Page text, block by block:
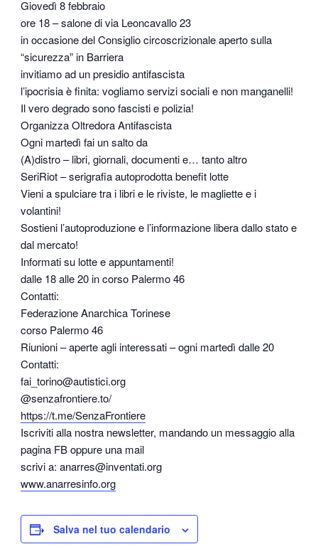
Giovedì 8 febbraio
ore 18 – salone di via Leoncavallo 23
in occasione del Consiglio circoscrizionale aperto sulla
“sicurezza” in Barriera
invitiamo ad un presidio antifascista
l’ipocrisia è finita: vogliamo servizi sociali e non manganelli!
Il vero degrado sono fascisti e polizia!
Organizza Oltredora Antifascista
Ogni martedì fai un salto da
(A)distro – libri, giornali, documenti e… tanto altro
SeriRiot – serigrafia autoprodotta benefit lotte
Vieni a spulciare tra i libri e le riviste, le magliette e i
volantini!
Sostieni l’autoproduzione e l’informazione libera dallo stato e
dal mercato!
Informati su lotte e appuntamenti!
dalle 18 alle 20 in corso Palermo 46
Contatti:
Federazione Anarchica Torinese
corso Palermo 46
Riunioni – aperte agli interessati – ogni martedì dalle 20
Contatti:
fai_torino@autistici.org
@senzafrontiere.to/
https://t.me/SenzaFrontiere
Iscriviti alla nostra newsletter, mandando un messaggio alla
pagina FB oppure una mail
scrivi a: anarres@inventati.org
www.anarresinfo.org
Salva nel tuo calendario